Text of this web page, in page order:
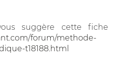
suggère cette fiche
forum/methode-
t18188.html